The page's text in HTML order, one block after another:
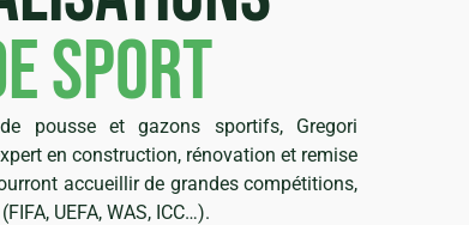
sport
pousse et gazons sportifs, Gregori
en construction, rénovation et remise
accueillir de grandes compétitions,
UEFA, WAS, ICC…).